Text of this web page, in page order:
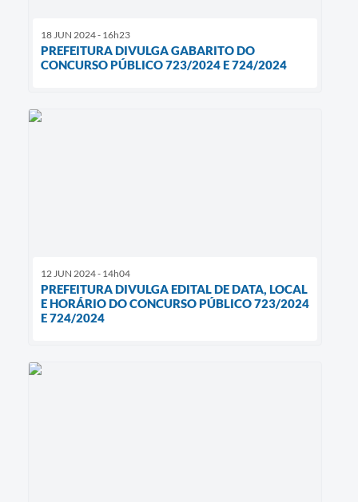
18 JUN 2024 - 16h23
PREFEITURA DIVULGA GABARITO DO
CONCURSO PÚBLICO 723/2024 E 724/2024
12 JUN 2024 - 14h04
PREFEITURA DIVULGA EDITAL DE DATA, LOCAL
E HORÁRIO DO CONCURSO PÚBLICO 723/2024
E 724/2024